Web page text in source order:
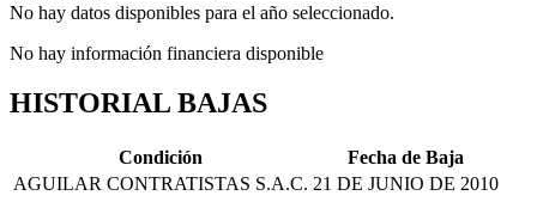
No hay datos disponibles para el año seleccionado.
No hay información financiera disponible
HISTORIAL BAJAS
Condición
Fecha de Baja
AGUILAR CONTRATISTAS S.A.C. 21 DE JUNIO DE 2010